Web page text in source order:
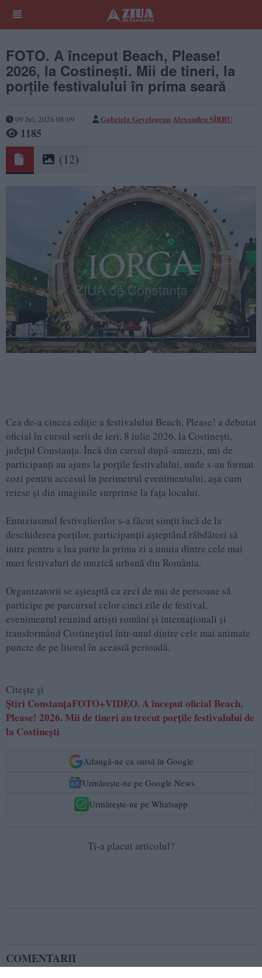
FOTO. A început Beach, Please!
2026, la Costinești. Mii de tineri, la
porțile festivalului în prima seară
09 Jul, 2026 08:09 Gabriela Gevelegean Alexandru SÎRBU
1185
(12)
Cea de-a cincea ediție a festivalului Beach, Please! a debutat
oficial în cursul serii de ieri, 8 iulie 2026, la Costinești,
județul Constanța. Încă din cursul după-amiezii, mii de
participanți au ajuns la porțile festivalului, unde s-au format
cozi pentru accesul în perimetrul evenimentului, așa cum
reiese și din imaginile surprinse la fața locului.
Entuziasmul festivalierilor s-a făcut simțit încă de la
deschiderea porților, participanții așteptând răbdători să
intre pentru a lua parte la prima zi a unuia dintre cele mai
mari festivaluri de muzică urbană din România.
Organizatorii se așteaptă ca zeci de mii de persoane să
participe pe parcursul celor cinci zile de festival,
evenimentul reunind artiști români și internaționali și
transformând Costineștiul într-unul dintre cele mai animate
puncte de pe litoral în această perioadă.
Citește și
Știri ConstanțaFOTO+VIDEO. A început oficial Beach,
Please! 2026. Mii de tineri au trecut porțile festivalului de
la Costinești
Adaugă-ne ca sursă în Google
Urmărește-ne pe Google News
Urmărește-ne pe Whatsapp
Ti-a placut articolul?
COMENTARII